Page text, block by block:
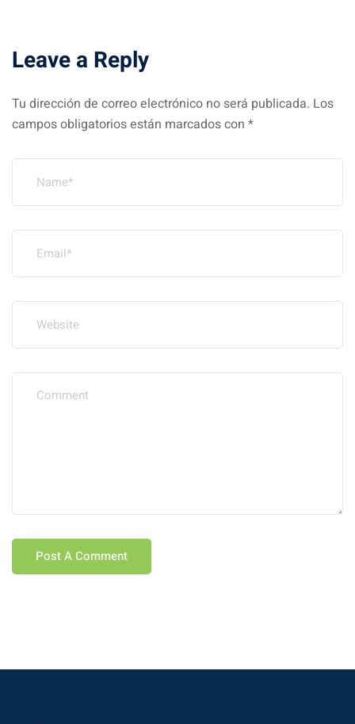
Leave a Reply
Tu dirección de correo electrónico no será publicada. Los
campos obligatorios están marcados con *